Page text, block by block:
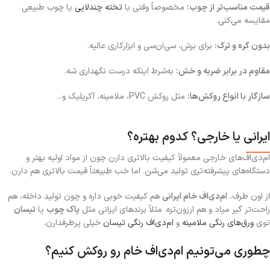
قیمت مناسب‌تر از چوب: مخصوصاً وقتی باتخته چندلایی یا چوب طبیعی
مقایسه می‌کنی.
بدون گره و ترک: برای برش، سی‌ان‌سی و ابزارکاری عالیه.
مقاوم در برابر ضربه و خش: به‌شرط اینکه درست نگهداری شه.
سازگار با انواع روکش‌ها: مثل روکش PVC، ملامینه، آکریلیک و...
ایرانی یا خارجی؟ کدوم بهتره؟
ام‌دی‌اف‌های خارجی معمولاً کیفیت بالاتری دارن چون از مواد اولیه بهتر و
دستگاه‌های پیشرفته‌تری تولید می‌شن. اما خب طبیعتاً قیمت بالاتری هم دارن.
از اون طرف، ام‌دی‌اف خام ایرانیهم کیفیت خوبی داره و چون تولید داخله، هم
راحت‌تر گیر میاد و هم ارزون‌تره. مثلاً برندهای ایرانی مثل پاک چوب یا تیسان
توی ورق‌های رنگی ملامینه و ام‌دی‌اف رنگی تیسان خیلی پرطرفدارن.
چطوری می‌تونیم ام‌دی‌اف خام رو روکش کنیم؟